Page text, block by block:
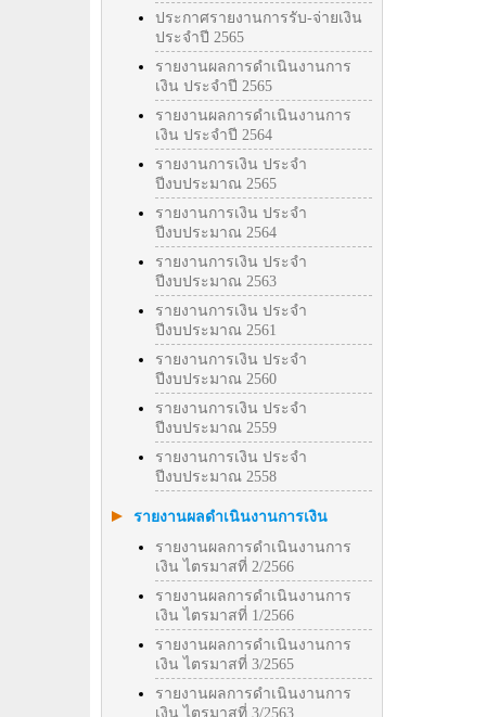
ประกาศรายงานการรับ-จ่ายเงิน
ประจำปี 2565
รายงานผลการดำเนินงานการ
เงิน ประจำปี 2565
รายงานผลการดำเนินงานการ
เงิน ประจำปี 2564
รายงานการเงิน ประจำ
ปีงบประมาณ 2565
รายงานการเงิน ประจำ
ปีงบประมาณ 2564
รายงานการเงิน ประจำ
ปีงบประมาณ 2563
รายงานการเงิน ประจำ
ปีงบประมาณ 2561
รายงานการเงิน ประจำ
ปีงบประมาณ 2560
รายงานการเงิน ประจำ
ปีงบประมาณ 2559
รายงานการเงิน ประจำ
ปีงบประมาณ 2558
รายงานผลดำเนินงานการเงิน
รายงานผลการดำเนินงานการ
เงิน ไตรมาสที่ 2/2566
รายงานผลการดำเนินงานการ
เงิน ไตรมาสที่ 1/2566
รายงานผลการดำเนินงานการ
เงิน ไตรมาสที่ 3/2565
รายงานผลการดำเนินงานการ
เงิน ไตรมาสที่ 3/2563